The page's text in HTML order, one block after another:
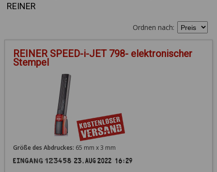
REINER
Ordnen nach:
REINER SPEED-i-JET 798- elektronischer
Stempel
Größe des Abdruckes: 65 mm x 3 mm